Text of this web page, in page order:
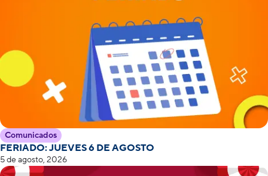
Comunicados
FERIADO: JUEVES 6 DE AGOSTO
5 de agosto, 2026